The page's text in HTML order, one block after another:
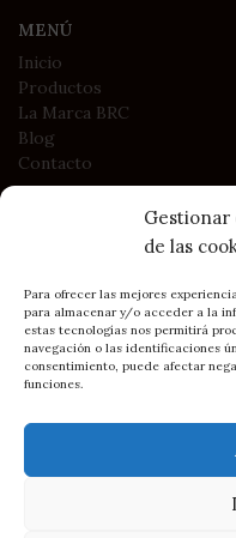
de las
Para ofrecer las mejores
para almacenar y/o acceder a la
estas tecnologías nos permitirá
navegación o las identificaciones
consentimiento, puede afectar
funciones.
MENÚ
Inicio
Productos
La Marca BRC
Blog
Contacto
Política de Cookies
Condiciones generales
DIMAGENSoluciones Web y
Cómo llegar: BRC en